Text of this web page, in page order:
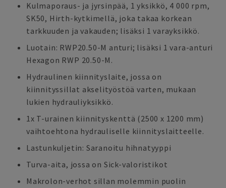
Kulmaporaus- ja jyrsinpää, 1 yksikkö, 4 000 rpm,
SK50, Hirth-kytkimellä, joka takaa korkean
tarkkuuden ja vakauden; lisäksi 1 varayksikkö.
Luotain: RWP20.50-M anturi; lisäksi 1 vara-anturi
Hexagon RWP 20.50-M.
Hydraulinen kiinnityslaite, jossa on
kiinnityssillat akselityöstöä varten, mukaan
lukien hydrauliyksikkö.
1x T-urainen kiinnityskenttä (2500 x 1200 mm)
vaihtoehtona hydrauliselle kiinnityslaitteelle.
Lastunkuljetin: Saranoitu hihnatyyppi
Turva-aita, jossa on Sick-valoristikot
Makrolon-verhot sillan molemmin puolin